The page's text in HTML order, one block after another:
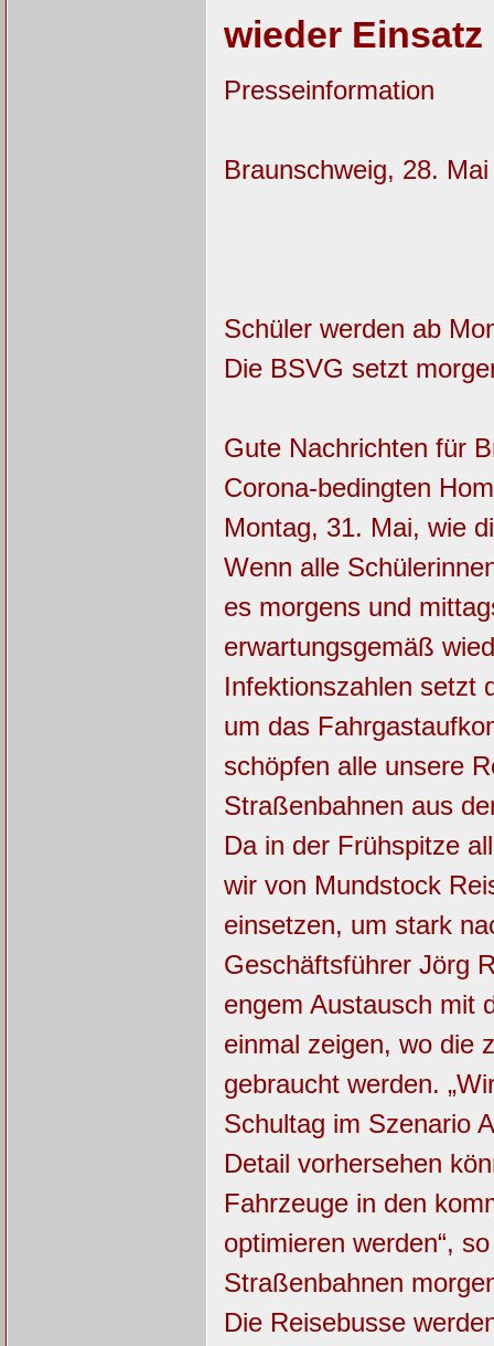
wieder
Presseinformation
Braunschweig, 28.
Schüler werden ab
Die BSVG setzt
Gute Nachrichten für
Corona-bedingten
Montag, 31. Mai, wie
Wenn alle
es morgens und
erwartungsgemäß
Infektionszahlen setzt
um das
schöpfen alle unsere
Straßenbahnen aus
Da in der Frühspitze
wir von Mundstock
einsetzen, um stark
Geschäftsführer Jörg
engem Austausch mit
einmal zeigen, wo die
gebraucht werden.
Schultag im Szenario
Detail vorhersehen
Fahrzeuge in den
optimieren werden“,
Straßenbahnen
Die Reisebusse